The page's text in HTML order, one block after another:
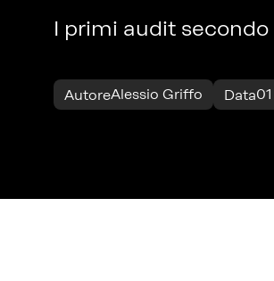
I primi audit
AutoreAlessio Griffo Data